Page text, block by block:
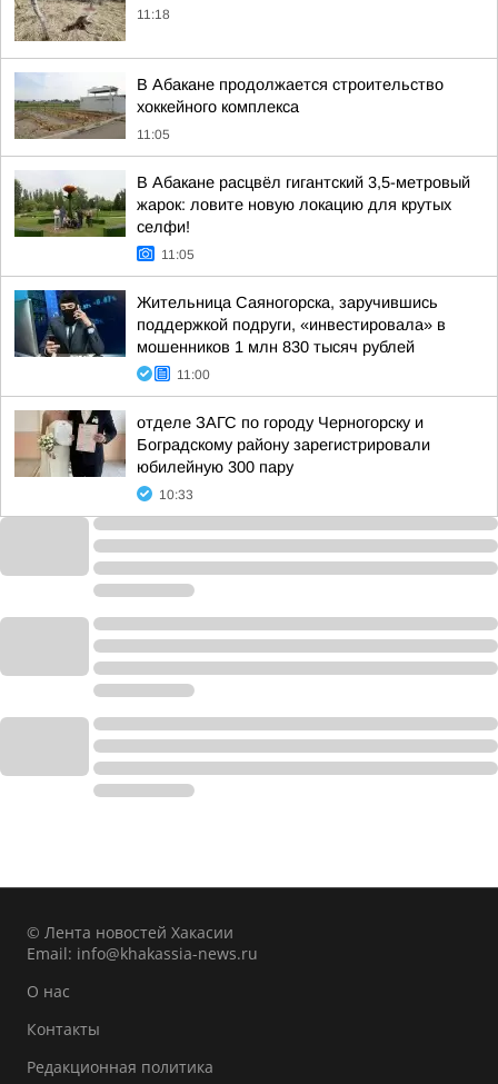
11:18
В Абакане продолжается строительство
хоккейного комплекса
11:05
В Абакане расцвёл гигантский 3,5-метровый
жарок: ловите новую локацию для крутых
селфи!
11:05
Жительница Саяногорска, заручившись
поддержкой подруги, «инвестировала» в
мошенников 1 млн 830 тысяч рублей
11:00
отделе ЗАГС по городу Черногорску и
Боградскому району зарегистрировали
юбилейную 300 пару
10:33
© Лента новостей Хакасии
Email: info@khakassia-news.ru
О нас
Контакты
Редакционная политика